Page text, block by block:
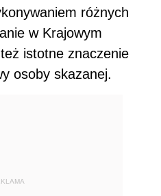
różnych
w Krajowym
istotne znaczenie
osoby skazanej.